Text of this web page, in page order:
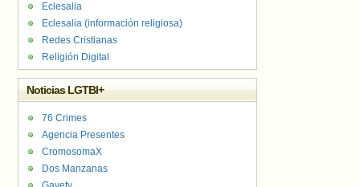
Eclesalia
Eclesalia (información religiosa)
Redes Cristianas
Religión Digital
Noticias LGTBI+
76 Crimes
Agencia Presentes
CromosomaX
Dos Manzanas